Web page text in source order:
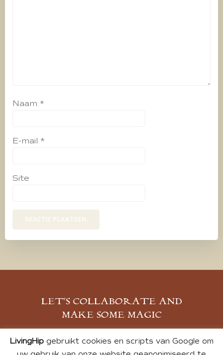
Naam *
E-mail *
Site
LET’S COLLABORATE AND
MAKE SOME MAGIC
MELD JE AAN
LivingHipgebruikt cookies en scripts van Google om